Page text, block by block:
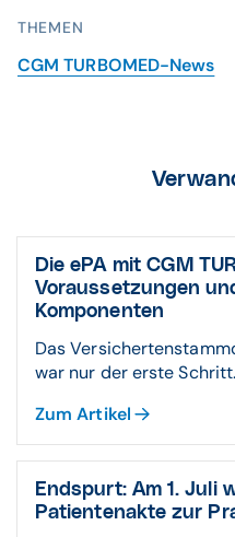
THEMEN
CGM TURBOMED-News
Die ePA mit CGM
Voraussetzungen
Komponenten
Das
war nur der erste
Zum Artikel
Endspurt: Am 1. Juli
Patientenakte zur